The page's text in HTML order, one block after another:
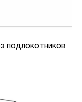
подлокотников